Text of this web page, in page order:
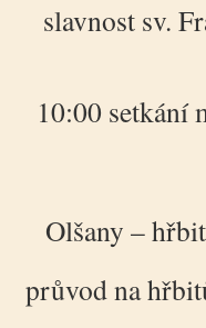
sv.
setkání
–
na